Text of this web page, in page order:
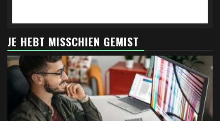
JE HEBT MISSCHIEN GEMIST